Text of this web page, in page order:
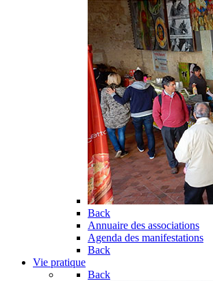
Back
Annuaire des associations
Agenda des manifestations
Back
Vie pratique
Back